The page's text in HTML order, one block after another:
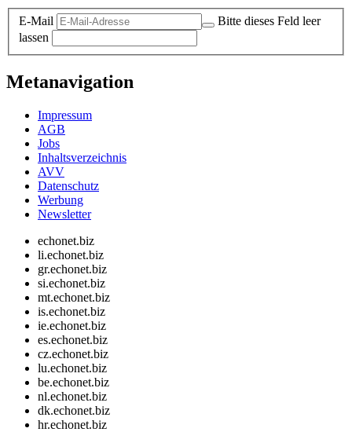
E-Mail
Bitte dieses Feld leer
lassen
Metanavigation
Impressum
AGB
Jobs
Inhaltsverzeichnis
AVV
Datenschutz
Werbung
Newsletter
echonet.biz
li.echonet.biz
gr.echonet.biz
si.echonet.biz
mt.echonet.biz
is.echonet.biz
ie.echonet.biz
es.echonet.biz
cz.echonet.biz
lu.echonet.biz
be.echonet.biz
nl.echonet.biz
dk.echonet.biz
hr.echonet.biz